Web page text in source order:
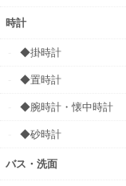
時計
◆掛時計
◆置時計
◆腕時計・懐中時計
◆砂時計
バス・洗面